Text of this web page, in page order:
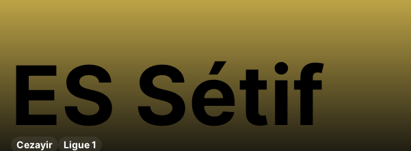
ES Sétif
Cezayir Ligue 1